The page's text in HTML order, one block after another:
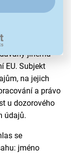
jinému
EU. Subjekt
na jejich
a právo
u dozorového
údajů.
se
jméno